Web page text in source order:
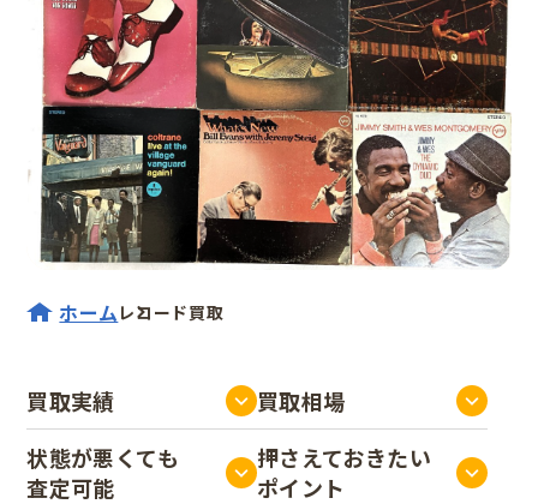
ホーム レコード買取
買取実績
買取相場
状態が悪くても
査定可能
押さえておきたい
ポイント